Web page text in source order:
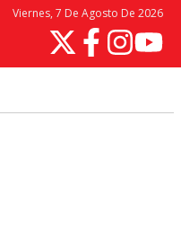
Viernes, 7 De Agosto De 2026